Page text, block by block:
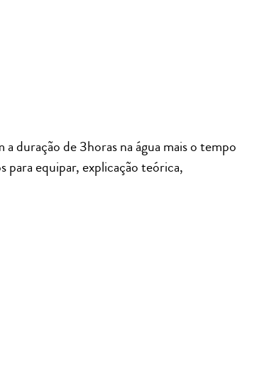
duração de 3horas na água mais o tempo
equipar, explicação teórica,